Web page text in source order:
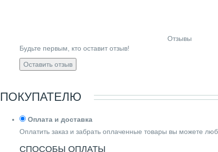
Отзывы
Будьте первым, кто оставит отзыв!
Оставить отзыв
ПОКУПАТЕЛЮ
Оплата и доставка
Оплатить заказ и забрать оплаченные товары вы можете
СПОСОБЫ ОПЛАТЫ